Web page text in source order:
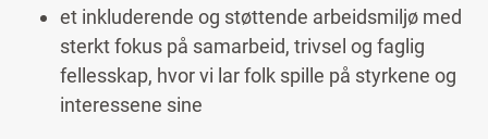
et inkluderende og støttende arbeidsmiljø med
sterkt fokus på samarbeid, trivsel og faglig
fellesskap, hvor vi lar folk spille på styrkene og
interessene sine